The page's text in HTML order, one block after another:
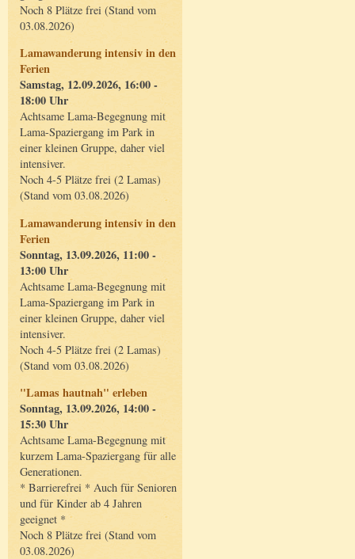
Noch 8 Plätze frei (Stand vom
03.08.2026)
Lamawanderung intensiv in den
Ferien
Samstag, 12.09.2026, 16:00 -
18:00 Uhr
Achtsame Lama-Begegnung mit
Lama-Spaziergang im Park in
einer kleinen Gruppe, daher viel
intensiver.
Noch 4-5 Plätze frei (2 Lamas)
(Stand vom 03.08.2026)
Lamawanderung intensiv in den
Ferien
Sonntag, 13.09.2026, 11:00 -
13:00 Uhr
Achtsame Lama-Begegnung mit
Lama-Spaziergang im Park in
einer kleinen Gruppe, daher viel
intensiver.
Noch 4-5 Plätze frei (2 Lamas)
(Stand vom 03.08.2026)
"Lamas hautnah" erleben
Sonntag, 13.09.2026, 14:00 -
15:30 Uhr
Achtsame Lama-Begegnung mit
kurzem Lama-Spaziergang für alle
Generationen.
* Barrierefrei * Auch für Senioren
und für Kinder ab 4 Jahren
geeignet *
Noch 8 Plätze frei (Stand vom
03.08.2026)